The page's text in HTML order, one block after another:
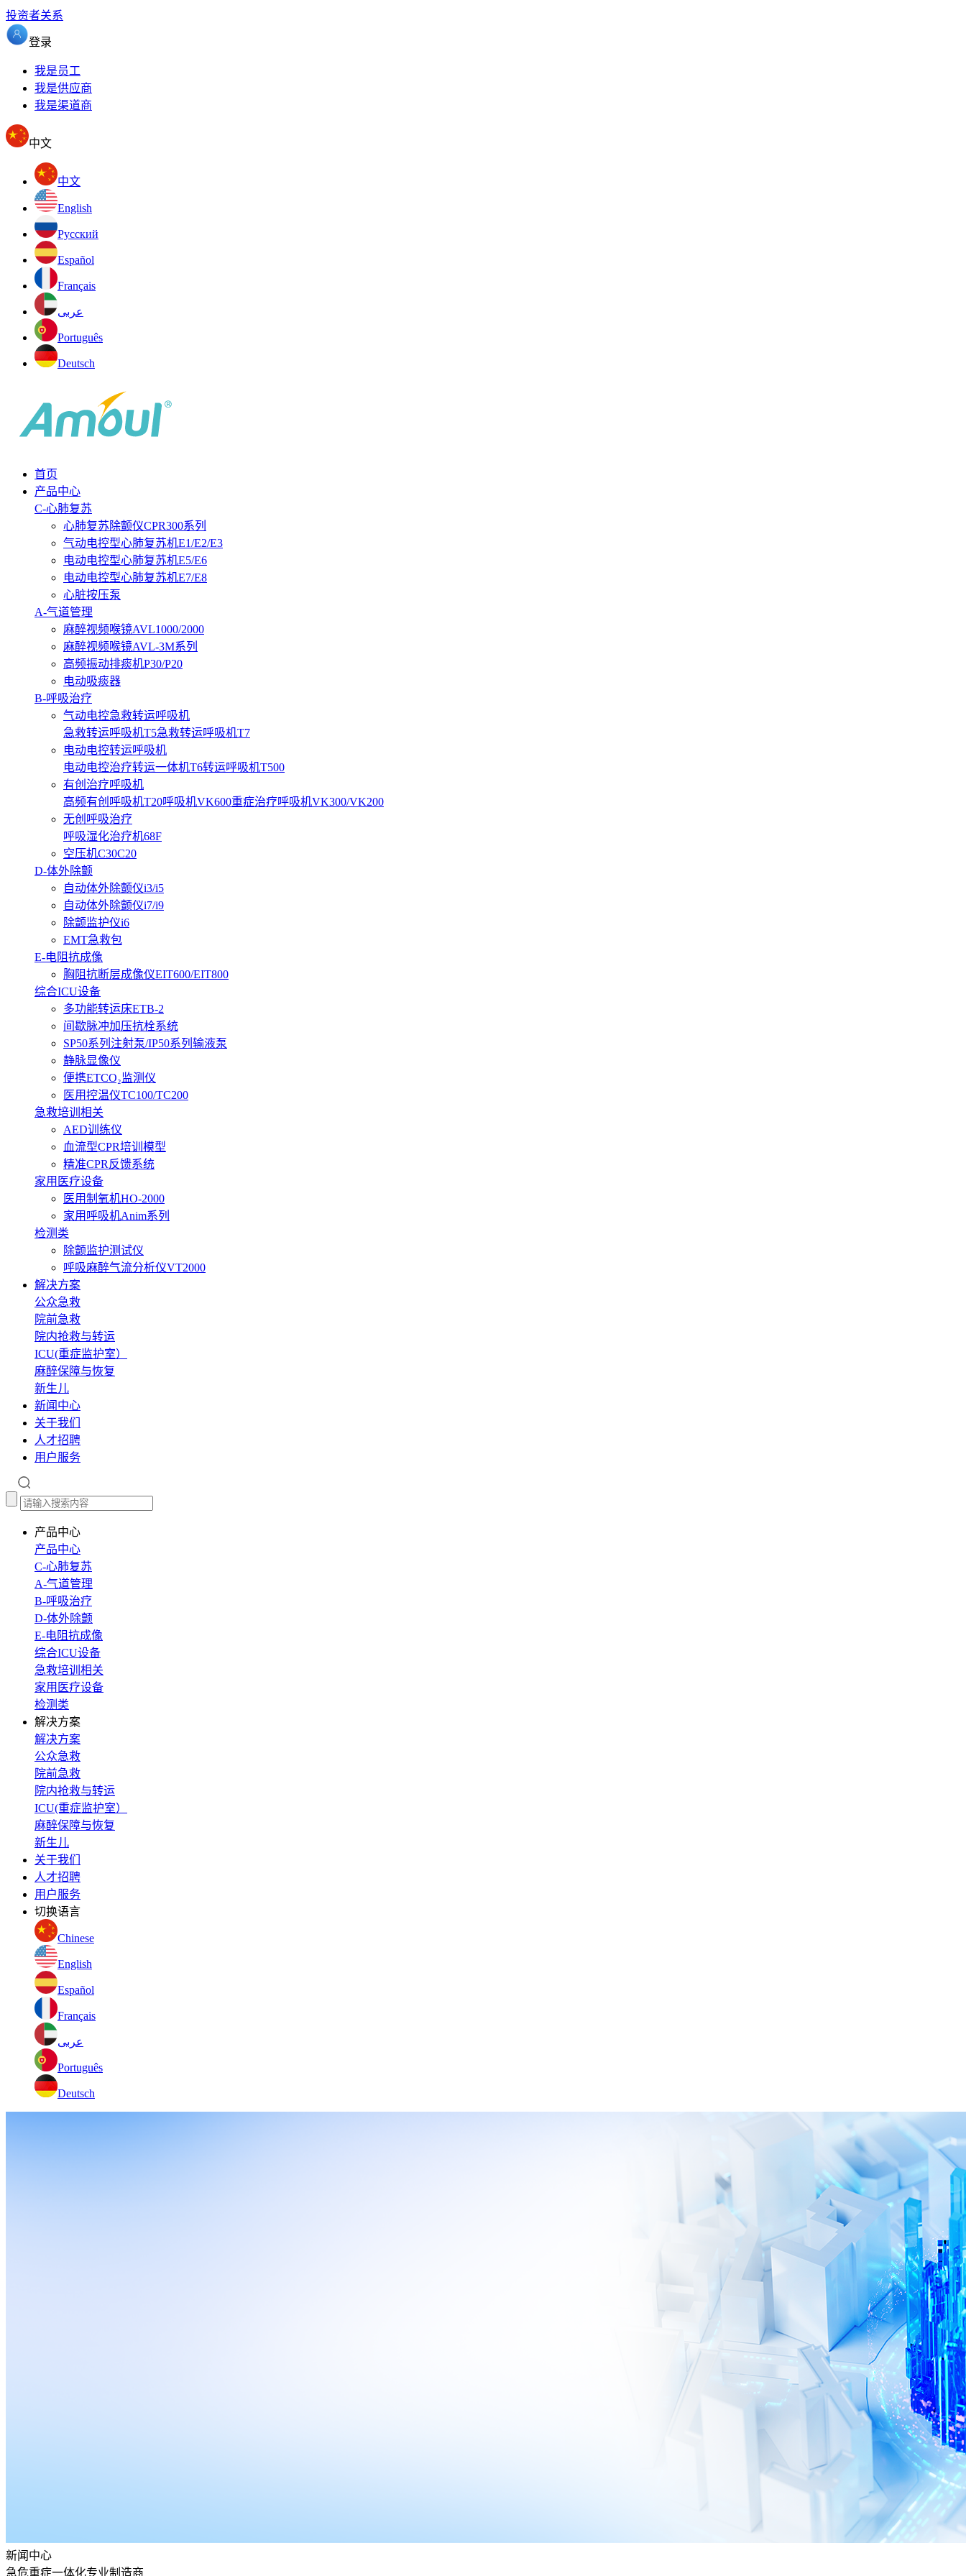
投资者关系
登录
我是员工
我是供应商
我是渠道商
中文
中文
English
Pусский
Español
Français
عربى
Português
Deutsch
首页
产品中心
C-心肺复苏
心肺复苏除颤仪CPR300系列
气动电控型心肺复苏机E1/E2/E3
电动电控型心肺复苏机E5/E6
电动电控型心肺复苏机E7/E8
心脏按压泵
A-气道管理
麻醉视频喉镜AVL1000/2000
麻醉视频喉镜AVL-3M系列
高频振动排痰机P30/P20
电动吸痰器
B-呼吸治疗
气动电控急救转运呼吸机
急救转运呼吸机T5急救转运呼吸机T7
电动电控转运呼吸机
电动电控治疗转运一体机T6转运呼吸机T500
有创治疗呼吸机
高频有创呼吸机T20呼吸机VK600重症治疗呼吸机VK300/VK200
无创呼吸治疗
呼吸湿化治疗机68F
空压机C30C20
D-体外除颤
自动体外除颤仪i3/i5
自动体外除颤仪i7/i9
除颤监护仪i6
EMT急救包
E-电阻抗成像
胸阻抗断层成像仪EIT600/EIT800
综合ICU设备
多功能转运床ETB-2
间歇脉冲加压抗栓系统
SP50系列注射泵/IP50系列输液泵
静脉显像仪
便携ETCO₂监测仪
医用控温仪TC100/TC200
急救培训相关
AED训练仪
血流型CPR培训模型
精准CPR反馈系统
家用医疗设备
医用制氧机HO-2000
家用呼吸机Anim系列
检测类
除颤监护测试仪
呼吸麻醉气流分析仪VT2000
解决方案
公众急救
院前急救
院内抢救与转运
ICU(重症监护室）
麻醉保障与恢复
新生儿
新闻中心
关于我们
人才招聘
用户服务
产品中心
产品中心
C-心肺复苏
A-气道管理
B-呼吸治疗
D-体外除颤
E-电阻抗成像
综合ICU设备
急救培训相关
家用医疗设备
检测类
解决方案
解决方案
公众急救
院前急救
院内抢救与转运
ICU(重症监护室）
麻醉保障与恢复
新生儿
关于我们
人才招聘
用户服务
切换语言
Chinese
English
Español
Français
عربى
Português
Deutsch
新闻中心
急危重症一体化专业制造商